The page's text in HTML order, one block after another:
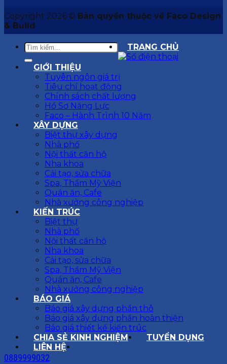
Copyright 2026 © Bản quyền thuộc về Faco Design
& Build
TRANG CHỦ
GIỚI THIỆU
Tuyên ngôn giá trị
Tiêu chí hoạt động
Chính sách chất lượng
Hồ Sơ Năng Lực
Faco – Hành Trình 10 Năm
XÂY DỰNG
Biệt thự xây dựng
Nhà phố
Nội thất căn hộ
Nha khoa
Cải tạo, sửa chữa
Spa, Thẩm Mỹ Viện
Quán ăn, Cafe
Nhà xưởng công nghiệp
KIẾN TRÚC
Biệt thự
Nhà phố
Nội thất căn hộ
Nha khoa
Cải tạo, sửa chữa
Spa, Thẩm Mỹ Viện
Quán ăn, Cafe
Nhà xưởng công nghiệp
BÁO GIÁ
Báo giá xây dựng phần thô
Báo giá xây dựng phần hoàn thiện
Báo giá thiết kế kiến trúc
CHIA SẺ KINH NGHIỆM
TUYỂN DỤNG
LIÊN HỆ
0889999032